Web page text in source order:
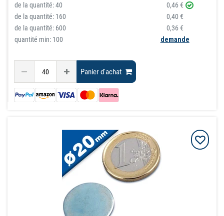
de la quantité:40
0,46 €
de la quantité: 160
0,40 €
de la quantité: 600
0,36 €
quantité min: 100
demande
Panier d'achat